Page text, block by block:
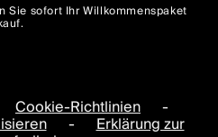
Sie sofort Ihr Willkommenspaket
Cookie-Richtlinien -
- Erklärung zur